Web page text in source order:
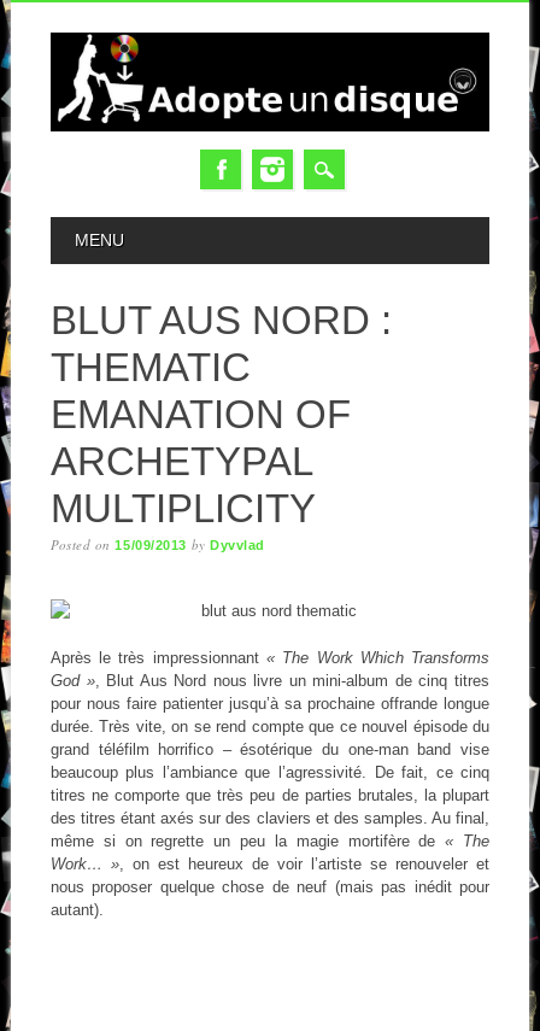
MAIN MENU
MENU
BLUT AUS NORD :
THEMATIC
EMANATION OF
ARCHETYPAL
MULTIPLICITY
Posted on15/09/2013 byDyvvlad
Après le très impressionnant « The Work Which Transforms
God », Blut Aus Nord nous livre un mini-album de cinq titres
pour nous faire patienter jusqu’à sa prochaine offrande longue
durée. Très vite, on se rend compte que ce nouvel épisode du
grand téléfilm horrifico – ésotérique du one-man band vise
beaucoup plus l’ambiance que l’agressivité. De fait, ce cinq
titres ne comporte que très peu de parties brutales, la plupart
des titres étant axés sur des claviers et des samples. Au final,
même si on regrette un peu la magie mortifère de« The
Work… », on est heureux de voir l’artiste se renouveler et
nous proposer quelque chose de neuf (mais pas inédit pour
autant).